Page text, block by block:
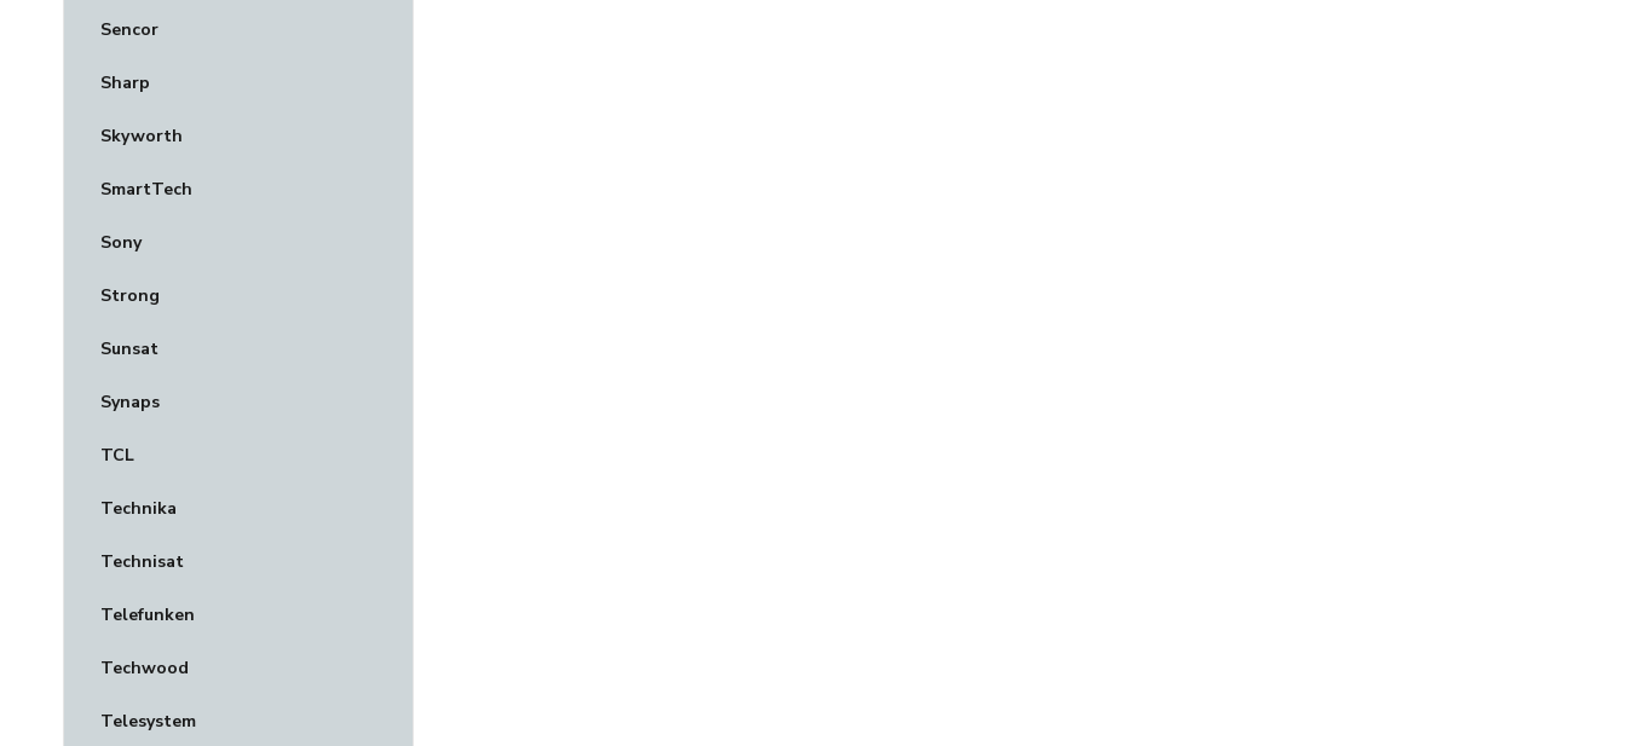
Sencor
Sharp
Skyworth
SmartTech
Sony
Strong
Sunsat
Synaps
TCL
Technika
Technisat
Telefunken
Techwood
Telesystem